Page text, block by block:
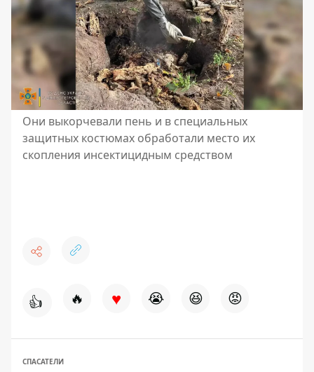
Они выкорчевали пень и в специальных
защитных костюмах обработали место их
скопления инсектицидным средством
👍 🔥 ♥ 😭 😆 😡
СПАСАТЕЛИ